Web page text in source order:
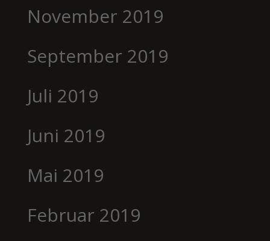
November 2019
September 2019
Juli 2019
Juni 2019
Mai 2019
Februar 2019